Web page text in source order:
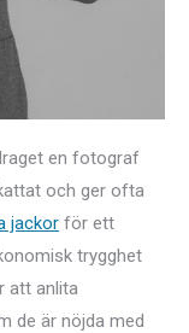
en fotograf
och ger ofta
jackor för ett
trygghet
att anlita
de är nöjda med